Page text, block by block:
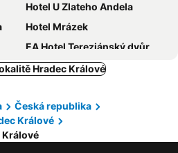
Hotel U Zlateho Andela
Hotel Mrázek
EA Hotel Tereziánský dvůr
Hotel & restaurant SIGNAL
Penzion na Faře
Hotel Hůrka
Hradec Králové
Česká republika
Králové
Králové